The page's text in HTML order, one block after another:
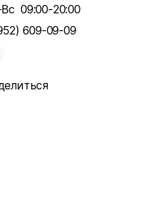
09:00-20:00
609-09-09